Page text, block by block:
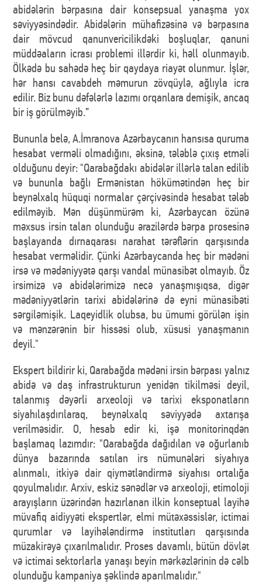
abidələrin bərpasına dair konsepsual yanaşma yox
səviyyəsindədir. Abidələrin mühafizəsinə və bərpasına
dair mövcud qanunvericilikdəki boşluqlar, qanuni
müddəaların icrası problemi illərdir ki, həll olunmayıb.
Ölkədə bu sahədə heç bir qaydaya riayət olunmur. İşlər,
hər hansı cavabdeh məmurun zövqüylə, ağlıyla icra
edilir. Biz bunu dəfələrlə lazımı orqanlara demişik, ancaq
bir iş görülməyib.”
Bununla belə, A.İmranova Azərbaycanın hansısa quruma
hesabat verməli olmadığını, əksinə, tələblə çıxış etməli
olduğunu deyir: "Qarabağdakı abidələr illərlə talan edilib
və bununla bağlı Ermənistan hökümətindən heç bir
beynəlxalq hüquqi normalar çərçivəsində hesabat tələb
edilməyib. Mən düşünmürəm ki, Azərbaycan özünə
məxsus irsin talan olunduğu ərazilərdə bərpa prosesinə
başlayanda dırnaqarası narahat tərəflərin qarşısında
hesabat verməlidir. Çünki Azərbaycanda heç bir mədəni
irsə və mədəniyyətə qarşı vandal münasibət olmayıb. Öz
irsimizə və abidələrimizə necə yanaşmışıqsa, digər
mədəniyyətlərin tarixi abidələrinə də eyni münasibəti
sərgiləmişik. Laqeyidlik olubsa, bu ümumi görülən işin
və mənzərənin bir hissəsi olub, xüsusi yanaşmanın
deyil."
Ekspert bildirir ki, Qarabağda mədəni irsin bərpası yalnız
abidə və daş infrastrukturun yenidən tikilməsi deyil,
talanmış dəyərli arxeoloji və tarixi eksponatların
siyahılaşdırılaraq, beynəlxalq səviyyədə axtarışa
verilməsidir. O, hesab edir ki, işə monitorinqdən
başlamaq lazımdır: "Qarabağda dağıdılan və oğurlanıb
dünya bazarında satılan irs nümunələri siyahıya
alınmalı, itkiyə dair qiymətləndirmə siyahısı ortalığa
qoyulmalıdır. Arxiv, eskiz sənədlər və arxeoloji, etimoloji
arayışların üzərindən hazırlanan ilkin konseptual layihə
müvafiq aidiyyəti ekspertlər, elmi mütəxəssislər, ictimai
qurumlar və layihələndirmə institutları qarşısında
müzakirəyə çıxarılmalıdır. Proses davamlı, bütün dövlət
və ictimai sektorlarla yanaşı beyin mərkəzlərinin də cəlb
olunduğu kampaniya şəklində aparılmalıdır."